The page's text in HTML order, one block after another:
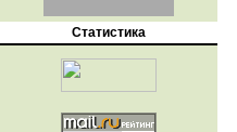
Статистика